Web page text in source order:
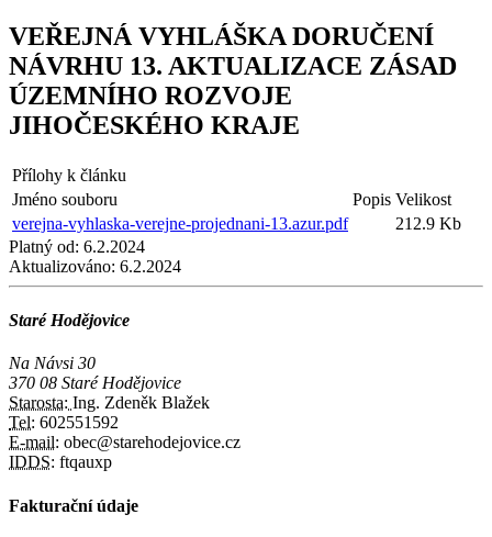
VEŘEJNÁ VYHLÁŠKA DORUČENÍ
NÁVRHU 13. AKTUALIZACE ZÁSAD
ÚZEMNÍHO ROZVOJE
JIHOČESKÉHO KRAJE
Přílohy k článku
Jméno souboru
Popis Velikost
verejna-vyhlaska-verejne-projednani-13.azur.pdf
212.9 Kb
Platný od: 6.2.2024
Aktualizováno: 6.2.2024
Staré Hodějovice
Na Návsi 30
370 08 Staré Hodějovice
Starosta: Ing. Zdeněk Blažek
Tel: 602551592
E-mail: obec@starehodejovice.cz
IDDS: ftqauxp
Fakturační údaje